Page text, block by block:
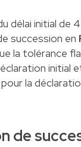
délai initial de
succession en
la tolérance
initial
la
de